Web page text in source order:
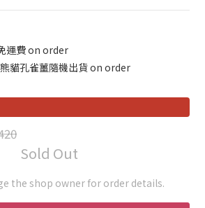
運費 on order
貓孔雀薑隨機出貨 on order
Sold Out
the shop owner for order details.